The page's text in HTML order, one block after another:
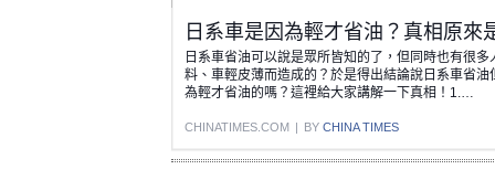
日系車是因為輕才省油？真相原來
日系車省油可以說是眾所皆知的了，但同時也有很
料、車輕皮薄而造成的？於是得出結論說日系車省
為輕才省油的嗎？這裡給大家講解一下真相！1.…
CHINATIMES.COM | BY CHINA TIMES